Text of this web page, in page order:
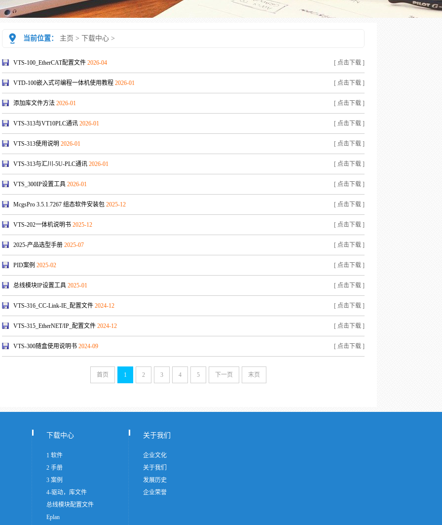
当前位置： 主页 > 下载中心 >
VTS-100_EtherCAT配置文件 2026-04 [ 点击下载 ]
VTD-100嵌入式可编程一体机使用教程 2026-01 [ 点击下载 ]
添加库文件方法 2026-01 [ 点击下载 ]
VTS-313与VT10PLC通讯 2026-01 [ 点击下载 ]
VTS-313使用说明 2026-01 [ 点击下载 ]
VTS-313与汇川-5U-PLC通讯 2026-01 [ 点击下载 ]
VTS_300IP设置工具 2026-01 [ 点击下载 ]
McgsPro 3.5.1.7267 组态软件安装包 2025-12 [ 点击下载 ]
VTS-202一体机说明书 2025-12 [ 点击下载 ]
2025-产品选型手册 2025-07 [ 点击下载 ]
PID案例 2025-02 [ 点击下载 ]
总线模块IP设置工具 2025-01 [ 点击下载 ]
VTS-316_CC-Link-IE_配置文件 2024-12 [ 点击下载 ]
VTS-315_EtherNET/IP_配置文件 2024-12 [ 点击下载 ]
VTS-300随盒使用说明书 2024-09 [ 点击下载 ]
首页 1 2 3 4 5 下一页 末页
下载中心
1 软件
2 手册
3 案例
4-驱动，库文件
总线模块配置文件
Eplan
关于我们
企业文化
关于我们
发展历史
企业荣誉